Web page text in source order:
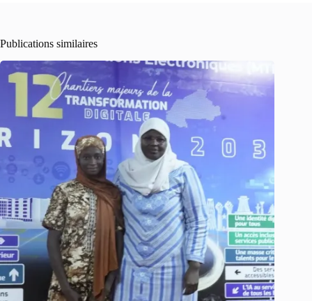
Publications similaires